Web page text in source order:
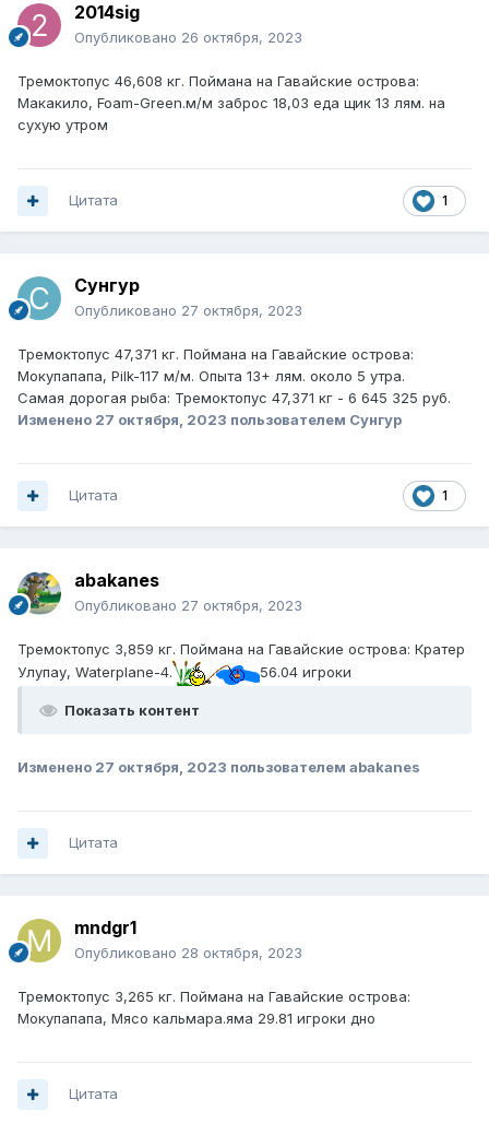
2014sig
Опубликовано 26 октября, 2023
Тремоктопус 46,608 кг. Поймана на Гавайские острова:
Макакило, Foam-Green.м/м заброс 18,03 еда щик 13 лям. на
сухую утром
1
Цитата
Сунгур
Опубликовано 27 октября, 2023
Тремоктопус 47,371 кг. Поймана на Гавайские острова:
Мокупапапа, Pilk-117 м/м. Опыта 13+ лям. около 5 утра.
Самая дорогая рыба: Тремоктопус 47,371 кг - 6 645 325 руб.
Изменено 27 октября, 2023 пользователем Сунгур
1
Цитата
abakanes
Опубликовано 27 октября, 2023
Тремоктопус 3,859 кг. Поймана на Гавайские острова: Кратер
Улупау, Waterplane-4.
56.04 игроки
Показать контент
Изменено 27 октября, 2023 пользователем abakanes
Цитата
mndgr1
Опубликовано 28 октября, 2023
Тремоктопус 3,265 кг. Поймана на Гавайские острова:
Мокупапапа, Мясо кальмара.яма 29.81 игроки дно
Цитата